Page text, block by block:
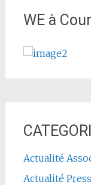
WE à
Actualité
Actualité